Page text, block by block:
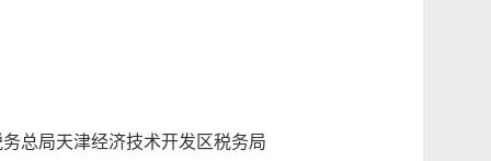
局天津经济技术开发区税务局